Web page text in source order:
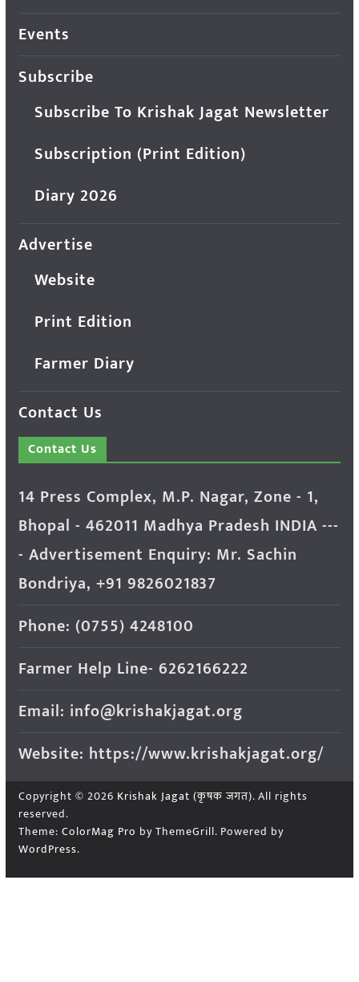
Events
Subscribe
Subscribe To Krishak Jagat Newsletter
Subscription (Print Edition)
Diary 2026
Advertise
Website
Print Edition
Farmer Diary
Contact Us
Contact Us
14 Press Complex, M.P. Nagar, Zone - 1,
Bhopal - 462011 Madhya Pradesh INDIA ---
- Advertisement Enquiry: Mr. Sachin
Bondriya, +91 9826021837
Phone: (0755) 4248100
Farmer Help Line- 6262166222
Email: info@krishakjagat.org
Website: https://www.krishakjagat.org/
Copyright © 2026 Krishak Jagat (कृषक जगत). All rights
reserved.
Theme: ColorMag Pro by ThemeGrill. Powered by
WordPress.